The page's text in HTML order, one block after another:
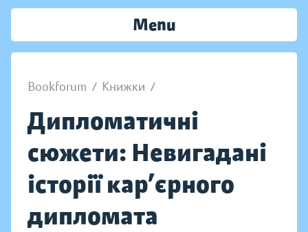
Menu
Bookforum / Книжки /
Дипломатичні
сюжети: Невигадані
історії кар’єрного
дипломата